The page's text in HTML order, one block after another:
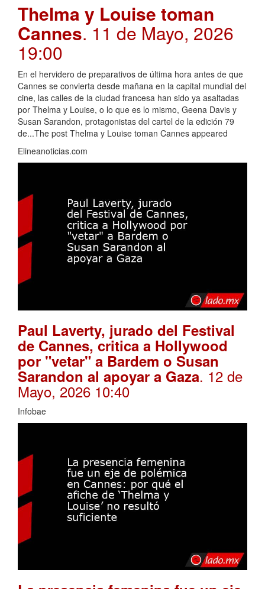
Thelma y Louise toman
Cannes. 11 de Mayo, 2026
19:00
En el hervidero de preparativos de última hora antes de que
Cannes se convierta desde mañana en la capital mundial del
cine, las calles de la ciudad francesa han sido ya asaltadas
por Thelma y Louise, o lo que es lo mismo, Geena Davis y
Susan Sarandon, protagonistas del cartel de la edición 79
de...The post Thelma y Louise toman Cannes appeared
Elineanoticias.com
Paul Laverty, jurado del Festival
de Cannes, critica a Hollywood
por "vetar" a Bardem o Susan
Sarandon al apoyar a Gaza. 12 de
Mayo, 2026 10:40
Infobae